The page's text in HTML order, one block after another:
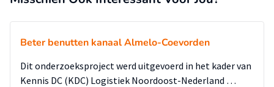
Westrik en Martine Vledder.
Beter benutten kanaal Almelo-Coevorden
Dit onderzoeksproject werd uitgevoerd in het kader van
Kennis DC (KDC) Logistiek Noordoost-Nederland …